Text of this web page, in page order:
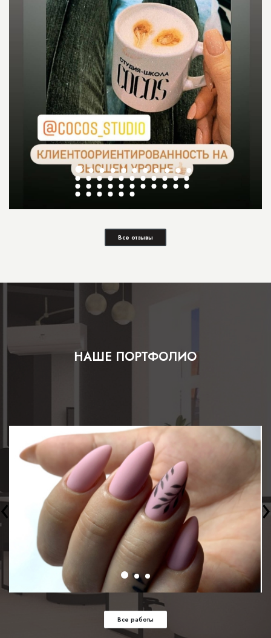
Все отзывы
НАШЕ ПОРТФОЛИО
‹ ›
Все работы